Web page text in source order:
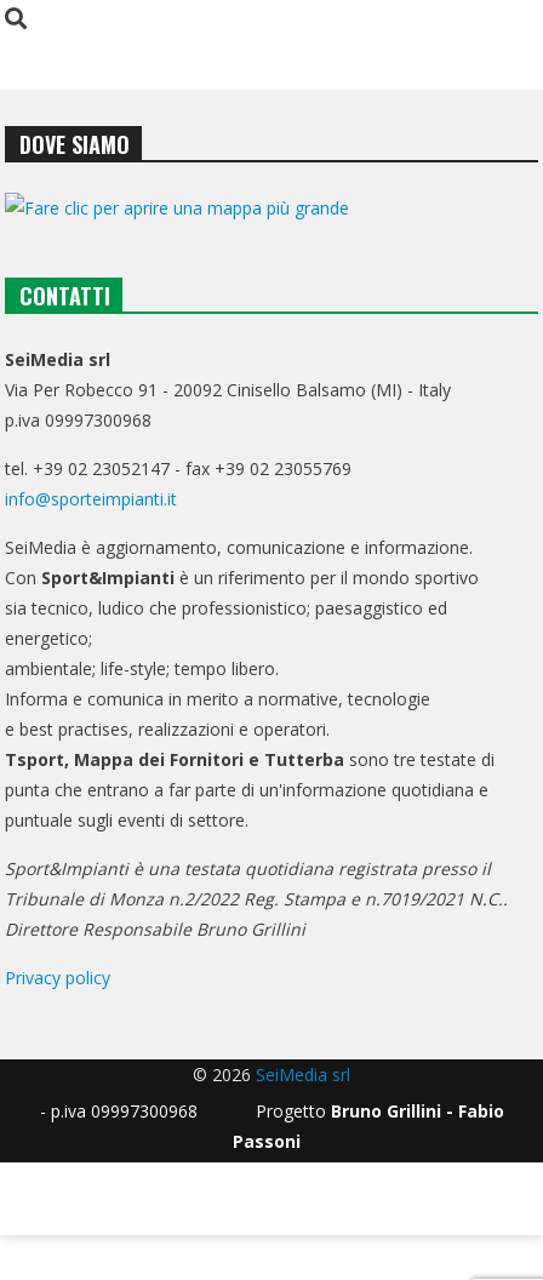
DOVE SIAMO
CONTATTI
SeiMedia srl
Via Per Robecco 91 - 20092 Cinisello Balsamo (MI) - Italy
p.iva 09997300968
tel. +39 02 23052147 - fax +39 02 23055769
info@sporteimpianti.it
SeiMedia è aggiornamento, comunicazione e informazione.
Con Sport&Impianti è un riferimento per il mondo sportivo
sia tecnico, ludico che professionistico; paesaggistico ed
energetico;
ambientale; life-style; tempo libero.
Informa e comunica in merito a normative, tecnologie
e best practises, realizzazioni e operatori.
Tsport, Mappa dei Fornitori e Tutterba sono tre testate di
punta che entrano a far parte di un'informazione quotidiana e
puntuale sugli eventi di settore.
Sport&Impianti è una testata quotidiana registrata presso il
Tribunale di Monza n.2/2022 Reg. Stampa e n.7019/2021 N.C..
Direttore Responsabile Bruno Grillini
Privacy policy
© 2026 SeiMedia srl
- p.iva 09997300968 Progetto Bruno Grillini - Fabio
Passoni